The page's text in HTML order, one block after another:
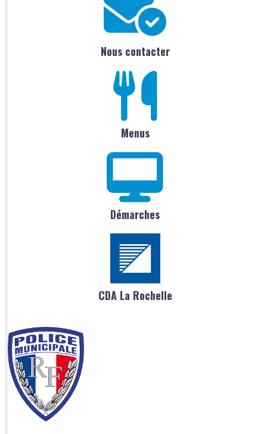
Nous contacter
Menus
Démarches
CDA La Rochelle